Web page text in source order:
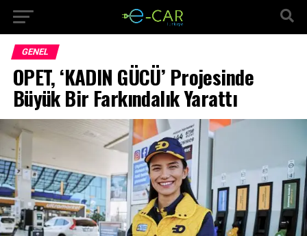
GENEL
OPET, ‘KADIN GÜCÜ’ Projesinde
Büyük Bir Farkındalık Yarattı